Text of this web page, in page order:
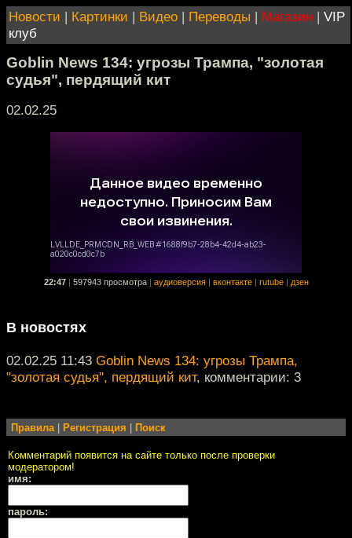
Новости | Картинки | Видео | Переводы | Магазин | VIP
клуб
Goblin News 134: угрозы Трампа, "золотая
судья", пердящий кит
02.02.25
22:47 597943 просмотра аудиоверсия вконтакте rutube дзен
В новостях
02.02.25 11:43 Goblin News 134: угрозы Трампа,
"золотая судья", пердящий кит, комментарии: 3
Правила| Регистрация Поиск
Комментарий появится на сайте только после проверки
модератором!
имя:
пароль: